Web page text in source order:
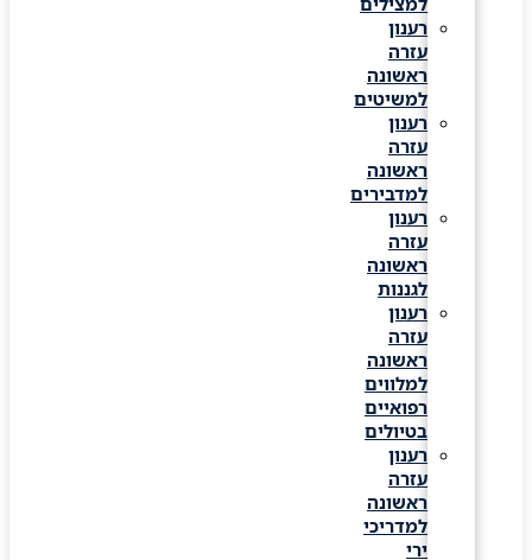
רענון
עזרה
ראשונה
למשיטים
רענון
עזרה
ראשונה
למדבירים
רענון
עזרה
ראשונה
לגננות
רענון
עזרה
ראשונה
למלווים
רפואיים
בטיולים
רענון
עזרה
ראשונה
למדריכי